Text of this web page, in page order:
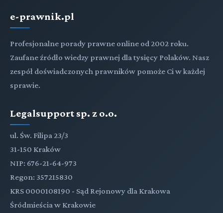
e-prawnik.pl
Profesjonalne porady prawne online od 2002 roku.
Zaufane źródło wiedzy prawnej dla tysięcy Polaków. Nasz
zespół doświadczonych prawników pomoże Ci w każdej
sprawie.
Legalsupport sp. z o.o.
ul. Św. Filipa 23/3
31-150 Kraków
NIP: 676-21-64-973
Regon: 357215830
KRS 0000108190 - Sąd Rejonowy dla Krakowa
Śródmieścia w Krakowie